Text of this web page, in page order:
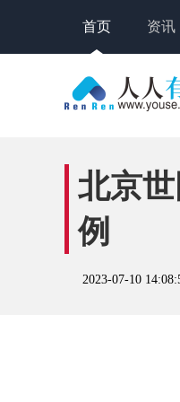
首页 资讯
北京
例
2023-07-10